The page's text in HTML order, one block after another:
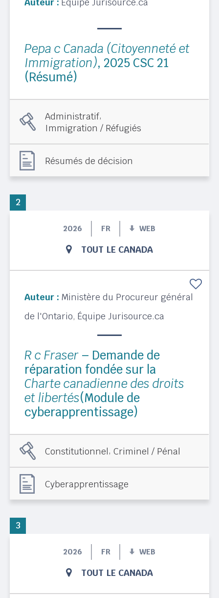
Pepa c Canada (Citoyenneté et
Immigration), 2025 CSC 21
(Résumé)
Administratif,
Immigration / Réfugiés
Résumés de décision
2026 FR WEB
TOUT LE CANADA
Auteur : Ministère du Procureur général
de l'Ontario, Équipe Jurisource.ca
R c Fraser – Demande de
réparation fondée sur la
Charte canadienne des droits
et libertés(Module de
cyberapprentissage)
Constitutionnel,Criminel / Pénal
Cyberapprentissage
2
2026 FR WEB
TOUT LE CANADA
3